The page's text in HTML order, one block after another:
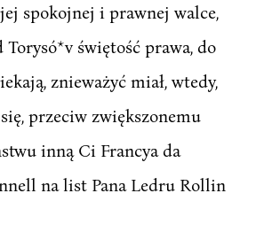
spokojnej i prawnej walce,
Torysó*v świętość prawa, do
znieważyć miał, wtedy,
przeciw zwiększonemu
inną Ci Francya da
na list Pana Ledru Rollin